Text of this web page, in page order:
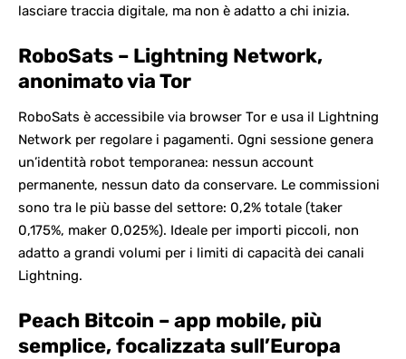
lasciare traccia digitale, ma non è adatto a chi inizia.
RoboSats – Lightning Network,
anonimato via Tor
RoboSats è accessibile via browser Tor e usa il Lightning
Network per regolare i pagamenti. Ogni sessione genera
un’identità robot temporanea: nessun account
permanente, nessun dato da conservare. Le commissioni
sono tra le più basse del settore: 0,2% totale (taker
0,175%, maker 0,025%). Ideale per importi piccoli, non
adatto a grandi volumi per i limiti di capacità dei canali
Lightning.
Peach Bitcoin – app mobile, più
semplice, focalizzata sull’Europa